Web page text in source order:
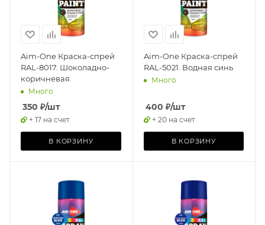
Aim-One Краска-спрей
RAL-8017. Шоколадно-
коричневая
Много
350 ₽/шт
+ 17 на счет
В КОРЗИНУ
Aim-One Краска-спрей
RAL-5021. Водная синь
Много
400 ₽/шт
+ 20 на счет
В КОРЗИНУ